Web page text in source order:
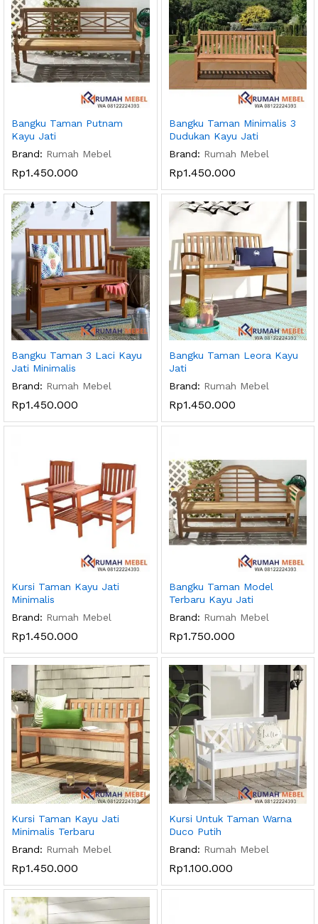
Bangku Taman Putnam
Kayu Jati
Brand: Rumah Mebel
Rp1.450.000
Bangku Taman Minimalis 3
Dudukan Kayu Jati
Brand: Rumah Mebel
Rp1.450.000
Bangku Taman 3 Laci Kayu
Jati Minimalis
Brand: Rumah Mebel
Rp1.450.000
Bangku Taman Leora Kayu
Jati
Brand: Rumah Mebel
Rp1.450.000
Kursi Taman Kayu Jati
Minimalis
Brand: Rumah Mebel
Rp1.450.000
Bangku Taman Model
Terbaru Kayu Jati
Brand: Rumah Mebel
Rp1.750.000
Kursi Taman Kayu Jati
Minimalis Terbaru
Brand: Rumah Mebel
Rp1.450.000
Kursi Untuk Taman Warna
Duco Putih
Brand: Rumah Mebel
Rp1.100.000